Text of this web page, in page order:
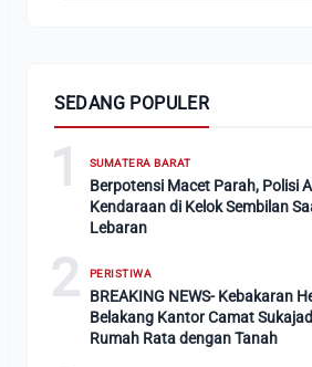
SEDANG POPULER
1 SUMATERA BARAT
Berpotensi Macet Parah, Polisi
Kendaraan di Kelok Sembilan
Lebaran
2 PERISTIWA
BREAKING NEWS- Kebakaran
Belakang Kantor Camat
Rumah Rata dengan Tanah